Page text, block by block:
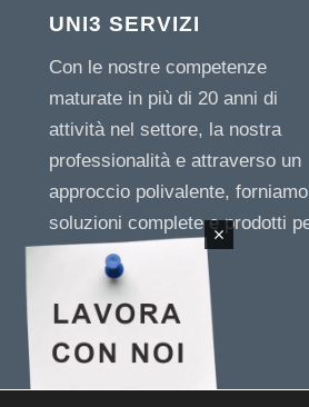
UNI3 SERVIZI
Con le nostre competenze
maturate in più di 20 anni di
attività nel settore, la nostra
professionalità e attraverso un
approccio polivalente, forniamo
soluzioni complete e prodotti
le imprese.